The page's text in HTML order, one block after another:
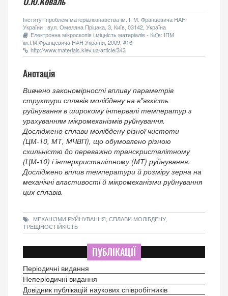
Інститут проблем матеріалознавства ім. І. М. Францевича НАН
України , вул. Омеляна Пріцака, 3, Київ, 03142, Україна
Електронна мікроскопія і міцність матеріалів - Київ: ІПМ
ім.І.М.Францевича НАН України, 2009, #16
http://www.materials.kiev.ua/article/343
Анотація
Вивчено закономірності впливу параметрів
структури сплавів молібдену на в"язкість
руйнування в широкому інтервалі температур з
урахуванням мікромеханізмів руйнування.
Досліджено сплави молібдену різної чистоти
(ЦМ-10, МТ, МЧВП), що обумовлено різною
схильністю до переважно транскристалітному
(ЦМ-10) і інтеркристалітному (МТ) руйнування.
Досліджено вплив температури й розміру зерна на
механічні властивості й мікромеханізми руйнування
цих сплавів.
МЕХАНІЗМИ РУЙНУВАННЯ, СПЛАВИ МОЛІБДЕНУ,
ТРЕЩІНОСТІЙКІСТЬ
ПУБЛІКАЦІЇ
Періодичні видання
Неперіодичні видання
Довідник публікацій наукових співробітників